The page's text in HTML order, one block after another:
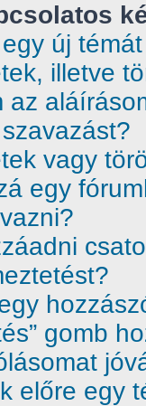
új
illetve
az
vagy
egy
gomb
előre egy